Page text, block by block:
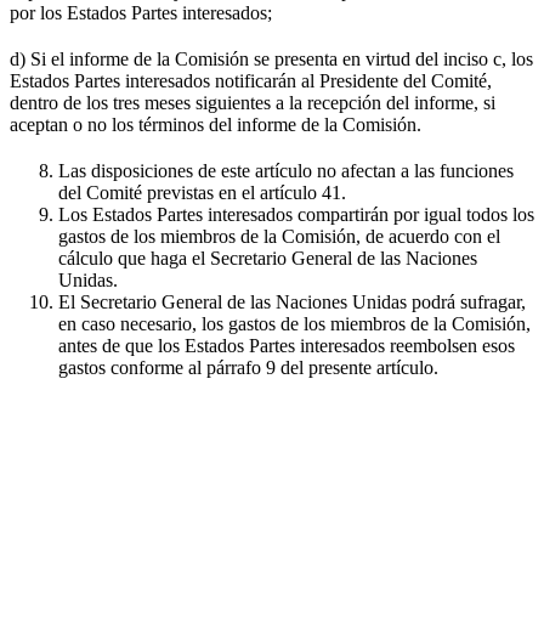
por los Estados Partes interesados;
d) Si el informe de la Comisión se presenta en virtud del inciso c, los
Estados Partes interesados notificarán al Presidente del Comité,
dentro de los tres meses siguientes a la recepción del informe, si
aceptan o no los términos del informe de la Comisión.
Las disposiciones de este artículo no afectan a las funciones
del Comité previstas en el artículo 41.
Los Estados Partes interesados compartirán por igual todos los
gastos de los miembros de la Comisión, de acuerdo con el
cálculo que haga el Secretario General de las Naciones
Unidas.
El Secretario General de las Naciones Unidas podrá sufragar,
en caso necesario, los gastos de los miembros de la Comisión,
antes de que los Estados Partes interesados reembolsen esos
gastos conforme al párrafo 9 del presente artículo.